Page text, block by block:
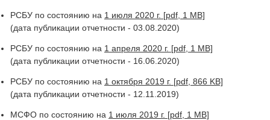
РСБУ по состоянию на 1 июля 2020 г. [pdf, 1 MB]
(дата публикации отчетности - 03.08.2020)
РСБУ по состоянию на 1 апреля 2020 г. [pdf, 1 MB]
(дата публикации отчетности - 16.06.2020)
РСБУ по состоянию на 1 октября 2019 г. [pdf, 866 KB]
(дата публикации отчетности - 12.11.2019)
МСФО по состоянию на 1 июля 2019 г. [pdf, 1 MB]